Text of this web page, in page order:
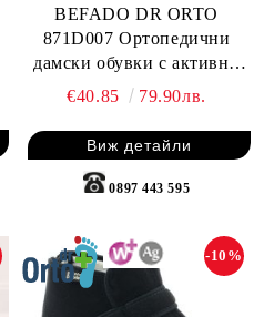
BEFADO DR ORTO
871D007 Ортопедични
дамски обувки с активни
сребърни йони , Бежови
€40.85 79.90лв.
Виж детайли
0897 443 595
-10%